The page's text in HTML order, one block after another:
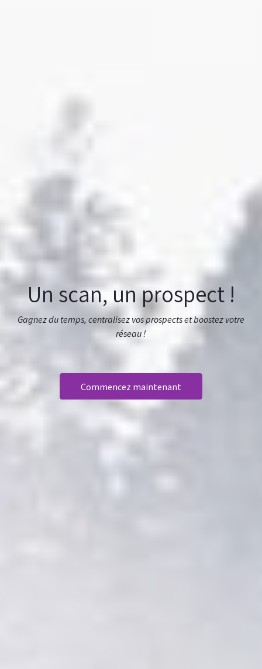
Un scan, un prospect !
Gagnez du temps, centralisez vos prospects et boostez votre
réseau !
Commencez maintenant